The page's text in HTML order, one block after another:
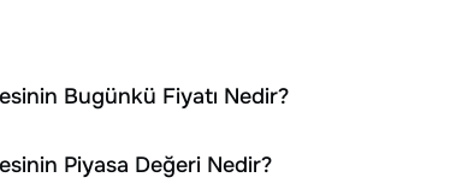
Bugünkü Fiyatı Nedir?
Piyasa Değeri Nedir?